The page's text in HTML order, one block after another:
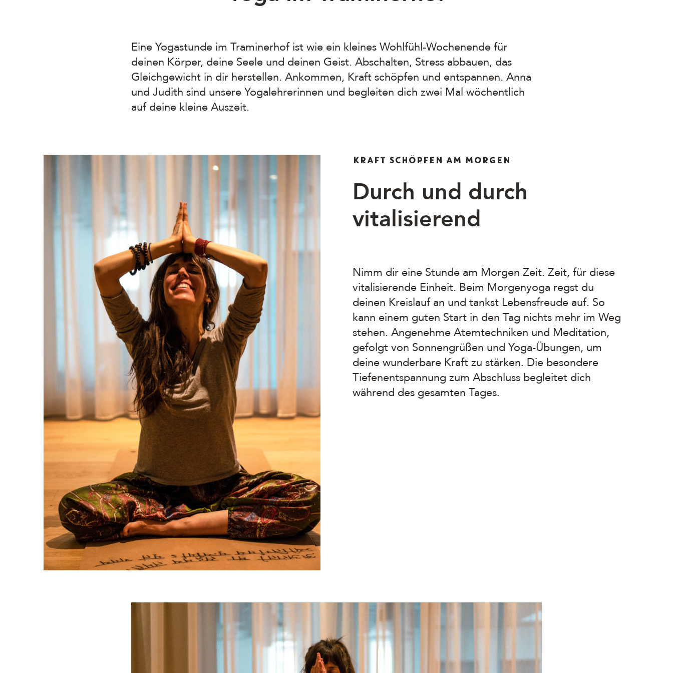
IT EN DE
Eine Yogastunde im Traminerhof ist wie ein kleines Wohlfühl-Wochenende für
deinen Körper, deine Seele und deinen Geist. Abschalten, Stress abbauen, das
Gleichgewicht in dir herstellen. Ankommen, Kraft schöpfen und entspannen. Anna
und Judith sind unsere Yogalehrerinnen und begleiten dich zwei Mal wöchentlich
auf deine kleine Auszeit.
KRAFT SCHÖPFEN AM MORGEN
Durch und durch
vitalisierend
Nimm dir eine Stunde am Morgen Zeit. Zeit, für diese
vitalisierende Einheit. Beim Morgenyoga regst du
deinen Kreislauf an und tankst Lebensfreude auf. So
kann einem guten Start in den Tag nichts mehr im Weg
stehen. Angenehme Atemtechniken und Meditation,
gefolgt von Sonnengrüßen und Yoga-Übungen, um
deine wunderbare Kraft zu stärken. Die besondere
Tiefenentspannung zum Abschluss begleitet dich
während des gesamten Tages.